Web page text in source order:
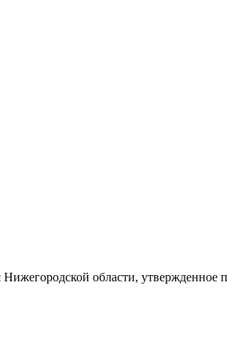
области, утвержденное